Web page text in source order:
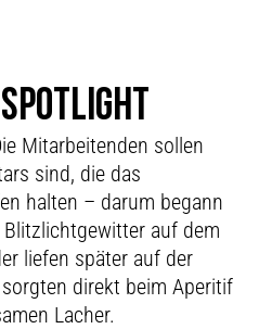
Mitarbeitenden sollen
sind, die das
halten – darum begann
auf dem
liefen später auf der
direkt beim Aperitif
Lacher.